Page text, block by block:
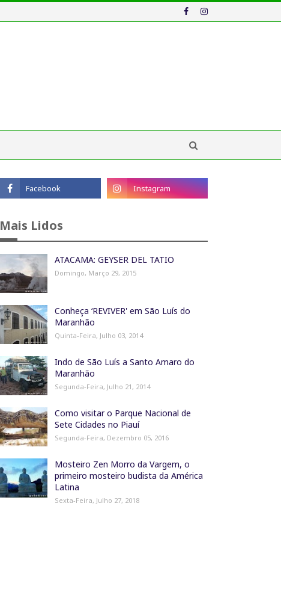
Mais Lidos
ATACAMA: GEYSER DEL TATIO
Domingo, Março 29, 2015
Conheça ‘REVIVER' em São Luís do
Maranhão
Quinta-Feira, Julho 03, 2014
Indo de São Luís a Santo Amaro do
Maranhão
Segunda-Feira, Julho 21, 2014
Como visitar o Parque Nacional de
Sete Cidades no Piauí
Segunda-Feira, Dezembro 05, 2016
Mosteiro Zen Morro da Vargem, o
primeiro mosteiro budista da América
Latina
Sexta-Feira, Julho 27, 2018